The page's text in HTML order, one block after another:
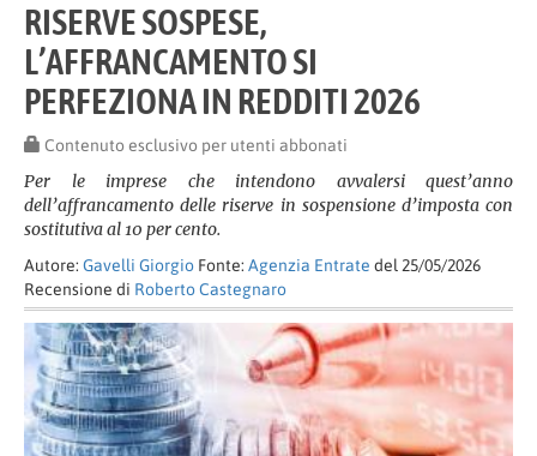
RISERVE SOSPESE,
L’AFFRANCAMENTO SI
PERFEZIONA IN REDDITI 2026
Contenuto esclusivo per utenti abbonati
Per le imprese che intendono avvalersi quest’anno
dell’affrancamento delle riserve in sospensione d’imposta con
sostitutiva al 10 per cento.
Autore: Gavelli Giorgio Fonte: Agenzia Entrate del 25/05/2026
Recensione di Roberto Castegnaro